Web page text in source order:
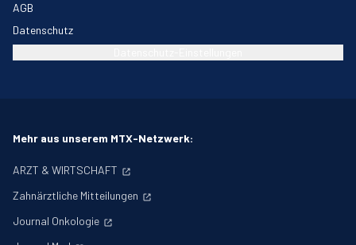
AGB
Datenschutz
Mehr aus unserem MTX-Netzwerk:
ARZT & WIRTSCHAFT
Zahnärztliche Mitteilungen
Journal Onkologie